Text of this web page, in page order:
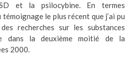
et la psilocybine. En termes
le plus récent que j’ai pu
recherches sur les substances
dans la deuxième moitié de la
2000.